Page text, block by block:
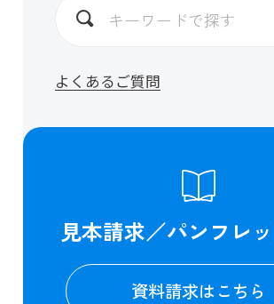
よくあるご質問
見本請求／パンフレ
資料請求はこちら